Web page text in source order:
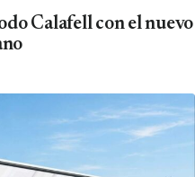
Calafell con el nuevo